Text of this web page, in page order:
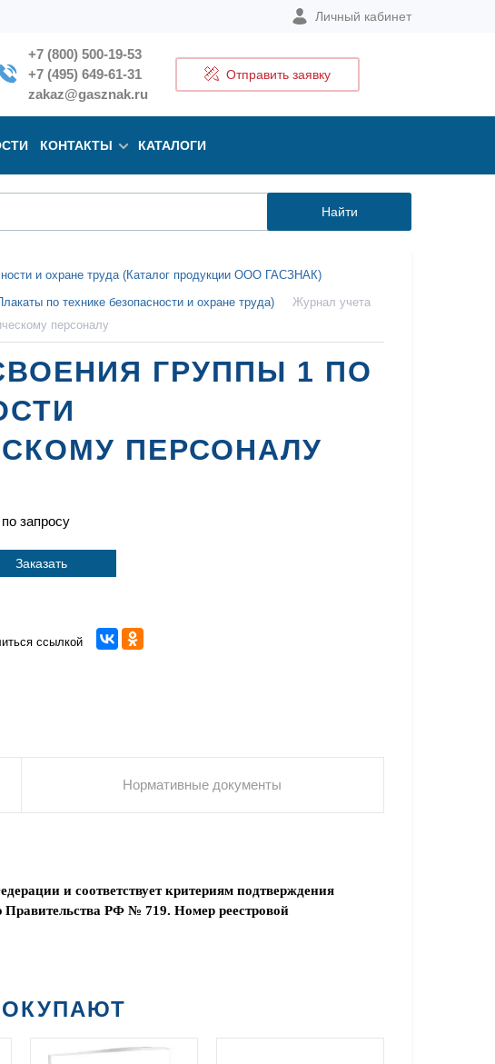
Личный кабинет
+7 (800) 500-19-53
+7 (495) 649-61-31
zakaz@gasznak.ru
Отправить заявку
КОНТАКТЫ КАТАЛОГИ
Найти
и охране труда (Каталог продукции ООО ГАСЗНАК)
по технике безопасности и охране труда)
Журнал учета
персоналу
ГРУППЫ 1 ПО
ПЕРСОНАЛУ
запросу
Заказать
ссылкой
Нормативные документы
и соответствует критериям подтверждения
Правительства РФ № 719. Номер реестровой